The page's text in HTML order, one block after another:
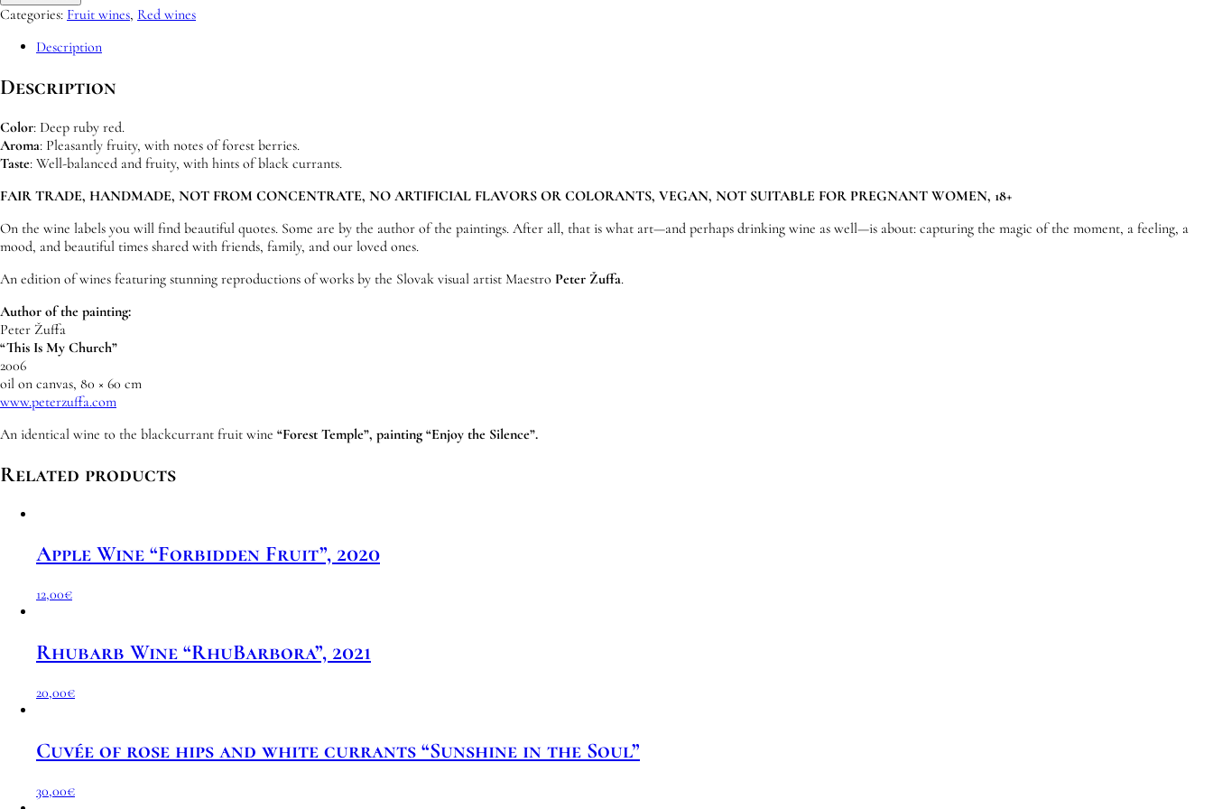
“Forest
Temple”,
painting
Is
My
Church”
quantity
Categories: Fruit wines, Red wines
Description
Description
Color: Deep ruby red.
Aroma: Pleasantly fruity, with notes of forest berries.
Taste: Well-balanced and fruity, with hints of black currants.
FAIR TRADE, HANDMADE, NOT FROM CONCENTRATE, NO ARTIFICIAL FLAVORS OR COLORANTS, VEGAN, NOT SUITABLE FOR PREGNANT WOMEN, 18+
On the wine labels you will find beautiful quotes. Some are by the author of the paintings. After all, that is what art—and perhaps drinking wine as well—is about: capturing the magic of the moment, a feeling, a
mood, and beautiful times shared with friends, family, and our loved ones.
An edition of wines featuring stunning reproductions of works by the Slovak visual artist Maestro Peter Žuffa.
Author of the painting:
Peter Žuffa
“This Is My Church”
2006
oil on canvas, 80 × 60 cm
www.peterzuffa.com
An identical wine to the blackcurrant fruit wine “Forest Temple”, painting “Enjoy the Silence”.
Related products
Apple Wine “Forbidden Fruit”, 2020
12,00€
Rhubarb Wine “RhuBarbora”, 2021
20,00€
Cuvée of rose hips and white currants “Sunshine in the Soul”
30,00€